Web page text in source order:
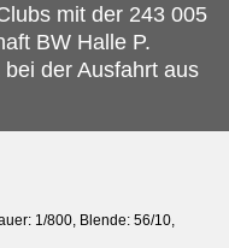
mit der 243 005
BW Halle P.
der Ausfahrt aus
1/800, Blende: 56/10,